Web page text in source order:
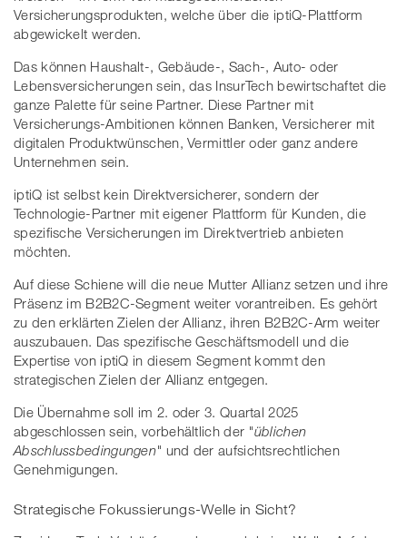
Versicherungsprodukten, welche über die iptiQ-Plattform
abgewickelt werden.
Das können Haushalt-, Gebäude-, Sach-, Auto- oder
Lebensversicherungen sein, das InsurTech bewirtschaftet die
ganze Palette für seine Partner. Diese Partner mit
Versicherungs-Ambitionen können Banken, Versicherer mit
digitalen Produktwünschen, Vermittler oder ganz andere
Unternehmen sein.
iptiQ ist selbst kein Direktversicherer, sondern der
Technologie-Partner mit eigener Plattform für Kunden, die
spezifische Versicherungen im Direktvertrieb anbieten
möchten.
Auf diese Schiene will die neue Mutter Allianz setzen und ihre
Präsenz im B2B2C-Segment weiter vorantreiben. Es gehört
zu den erklärten Zielen der Allianz, ihren B2B2C-Arm weiter
auszubauen. Das spezifische Geschäftsmodell und die
Expertise von iptiQ in diesem Segment kommt den
strategischen Zielen der Allianz entgegen.
Die Übernahme soll im 2. oder 3. Quartal 2025
abgeschlossen sein, vorbehältlich der "üblichen
Abschlussbedingungen" und der aufsichtsrechtlichen
Genehmigungen.
Strategische Fokussierungs-Welle in Sicht?